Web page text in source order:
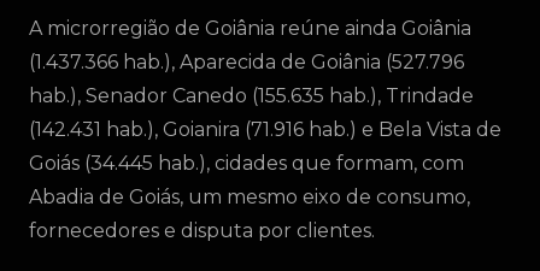
A microrregião de Goiânia reúne ainda Goiânia
(1.437.366 hab.), Aparecida de Goiânia (527.796
hab.), Senador Canedo (155.635 hab.), Trindade
(142.431 hab.), Goianira (71.916 hab.) e Bela Vista de
Goiás (34.445 hab.), cidades que formam, com
Abadia de Goiás, um mesmo eixo de consumo,
fornecedores e disputa por clientes.